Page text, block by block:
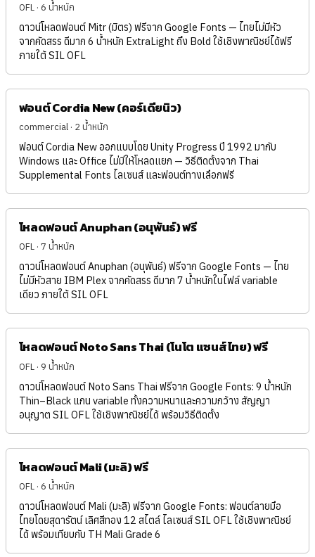
OFL · 6 น้ำหนัก
ดาวน์โหลดฟอนต์ Mitr (มิตร) ฟรีจาก Google Fonts — ไทยไม่มีหัว
จากคัดสรร ดีมาก 6 น้ำหนัก ExtraLight ถึง Bold ใช้เชิงพาณิชย์ได้ฟรี
ภายใต้ SIL OFL
ฟอนต์ Cordia New (คอร์เดียนิว)
commercial · 2 น้ำหนัก
ฟอนต์ Cordia New ออกแบบโดย Unity Progress ปี 1992 มากับ
Windows และ Office ไม่มีให้โหลดแยก — วิธีติดตั้งจาก Thai
Supplemental Fonts ไลเซนส์ และฟอนต์ทางเลือกฟรี
โหลดฟอนต์ Anuphan (อนุพันธ์) ฟรี
OFL · 7 น้ำหนัก
ดาวน์โหลดฟอนต์ Anuphan (อนุพันธ์) ฟรีจาก Google Fonts — ไทย
ไม่มีหัวสาย IBM Plex จากคัดสรร ดีมาก 7 น้ำหนักในไฟล์ variable
เดียว ภายใต้ SIL OFL
โหลดฟอนต์ Noto Sans Thai (โนโต แซนส์ ไทย) ฟรี
OFL · 9 น้ำหนัก
ดาวน์โหลดฟอนต์ Noto Sans Thai ฟรีจาก Google Fonts: 9 น้ำหนัก
Thin–Black แกน variable ทั้งความหนาและความกว้าง สัญญา
อนุญาต SIL OFL ใช้เชิงพาณิชย์ได้ พร้อมวิธีติดตั้ง
โหลดฟอนต์ Mali (มะลิ) ฟรี
OFL · 6 น้ำหนัก
ดาวน์โหลดฟอนต์ Mali (มะลิ) ฟรีจาก Google Fonts: ฟอนต์ลายมือ
ไทยโดยสุดารัตน์ เลิศสีทอง 12 สไตล์ ไลเซนส์ SIL OFL ใช้เชิงพาณิชย์
ได้ พร้อมเทียบกับ TH Mali Grade 6